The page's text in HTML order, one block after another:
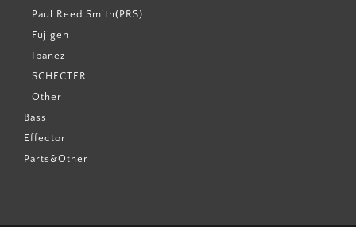
Paul Reed Smith(PRS)
Fujigen
Ibanez
SCHECTER
Other
Bass
Effector
Parts&Other